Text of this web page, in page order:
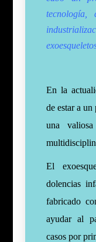
tecnología,
En la
de estar a un
una
El
dolencias
fabricado
ayudar al
casos por